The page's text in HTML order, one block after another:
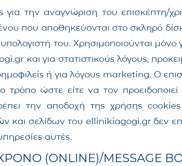
την αναγνώριση του επισκέπτη/
που αποθηκεύονται στο σκληρό
του. Χρησιμοποιούνται
και για στατιστικούς λόγους,
ή για λόγους marketing. Ο
τρόπο ώστε είτε να τον
την αποδοχή της χρήσης
και σελίδων του ellinikiagogi.gr δεν
αυτές.
(ONLINE)/MESSAGE